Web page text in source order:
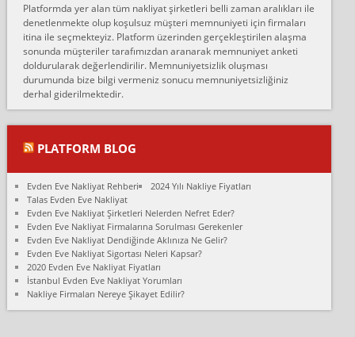
Ankara Alicanlar naklyat tel 5465524025. 2600 TL'ye ankaradan
Konya ya Alicanlar naklyat la anlaştık bu şahıs evin taşınacağı gün
fiyatın mazoto gele...
Fatih kokmese:
Diyarbakır dan eşyamı getirtmek için anlaştım sözleşme yaptım.
Son anda fiyat artırdılar.. mecburiyetten tasittim.. bu kişiler ağrılı
Ali:
olduk. Asansörlü dediler sonra uraya asansör kurulmaz dediler
fark istediler. ortada asa...
Nimet:
Ben 2021 Ağustos ilk haftası Evimi taşıdım yani İstanbul'un bir
Mahallesi'nden bir başka Mahallesi'ne yani Ümraniye bölgesinde
oturuyorum önceleri ara...
Nimet Köse:
Platformda yer alan tüm nakliyat şirketleri belli zaman aralıkları ile
denetlenmekte olup koşulsuz müşteri memnuniyeti için firmaları
itina ile seçmekteyiz. Platform üzerinden gerçekleştirilen alaşma
sonunda müşteriler tarafımızdan aranarak memnuniyet anketi
doldurularak değerlendirilir. Memnuniyetsizlik oluşması
durumunda bize bilgi vermeniz sonucu memnuniyetsizliğiniz
derhal giderilmektedir.
PLATFORM BLOG
Evden Eve Nakliyat Rehberi
2024 Yılı Nakliye Fiyatları
Talas Evden Eve Nakliyat
Evden Eve Nakliyat Şirketleri Nelerden Nefret Eder?
Evden Eve Nakliyat Firmalarına Sorulması Gerekenler
Evden Eve Nakliyat Dendiğinde Aklınıza Ne Gelir?
Evden Eve Nakliyat Sigortası Neleri Kapsar?
2020 Evden Eve Nakliyat Fiyatları
İstanbul Evden Eve Nakliyat Yorumları
Nakliye Firmaları Nereye Şikayet Edilir?